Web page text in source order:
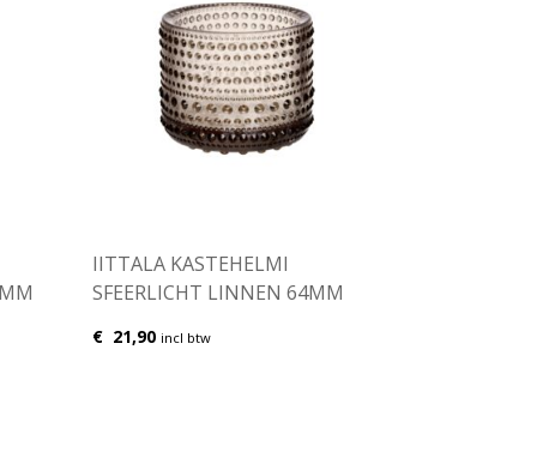
IITTALA KASTEHELMI
SFEERLICHT LINNEN 64MM
€ 21,90 incl btw